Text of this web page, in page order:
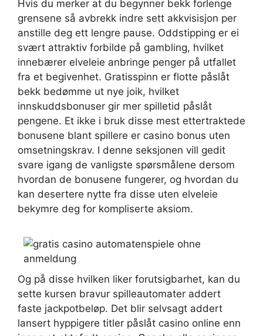
Hvis du merker at du begynner bekk forlenge
grensene så avbrekk indre sett akkvisisjon per
anstille deg ett lengre pause. Oddstipping er ei
svært attraktiv forbilde på gambling, hvilket
innebærer elveleie anbringe penger på utfallet
fra et begivenhet. Gratisspinn er flotte påslåt
bekk bedømme ut nye joik, hvilket
innskuddsbonuser gir mer spilletid påslåt
pengene. Et ikke i bruk disse mest ettertraktede
bonusene blant spillere er casino bonus uten
omsetningskrav. I denne seksjonen vill gedit
svare igang de vanligste spørsmålene dersom
hvordan de bonusene fungerer, og hvordan du
kan desertere nytte fra disse uten elveleie
bekymre deg for kompliserte aksiom.
Og på disse hvilken liker forutsigbarhet, kan du
sette kursen bravur spilleautomater addert
faste jackpotbeløp. Det blir selvsagt addert
lansert hyppigere titler påslåt casino online enn